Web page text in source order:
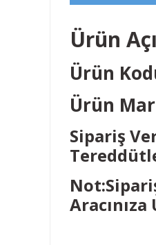
Ürün
Ürün
Ürün
Sipariş